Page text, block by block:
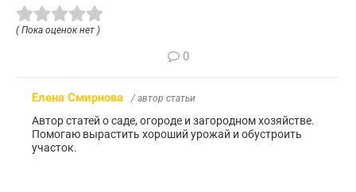
( Пока оценок нет )
0
Елена Смирнова / автор статьи
Автор статей о саде, огороде и загородном хозяйстве.
Помогаю вырастить хороший урожай и обустроить
участок.